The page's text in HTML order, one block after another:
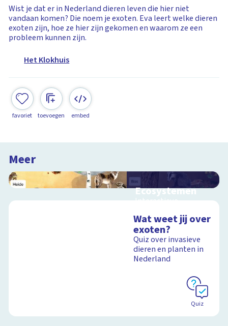
Wist je dat er in Nederland dieren leven die hier niet
vandaan komen? Die noem je exoten. Eva leert welke dieren
exoten zijn, hoe ze hier zijn gekomen en waarom ze een
probleem kunnen zijn.
Het Klokhuis
favoriet toevoegen embed
Meer
Ecosystemen
Interactieve
Veluwe
Wat weet jij over
exoten?
Quiz over invasieve
dieren en planten in
Nederland
Quiz